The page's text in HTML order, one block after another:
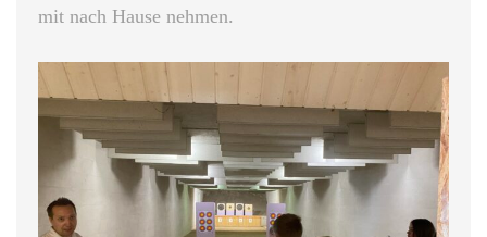
mit nach Hause nehmen.